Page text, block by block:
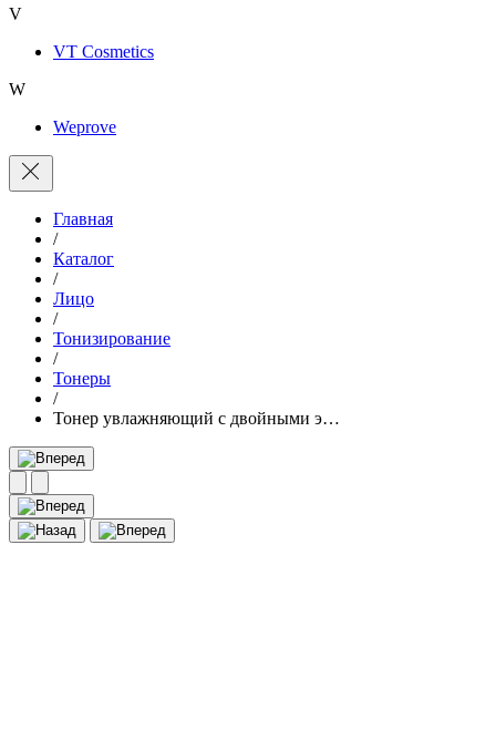
V
VT Cosmetics
W
Weprove
Главная
/
Каталог
/
Лицо
/
Тонизирование
/
Тонеры
/
Тонер увлажняющий с двойными э…